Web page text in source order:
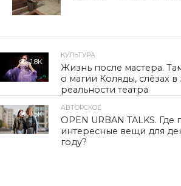
1.8K
КУЛЬТУРА
Жизнь после мастера.
о магии Коляды, слёзах
реальности театра
1.5K
АВТОРСКОЕ
OPEN URBAN TALKS. Где
интересные вещи для
году?